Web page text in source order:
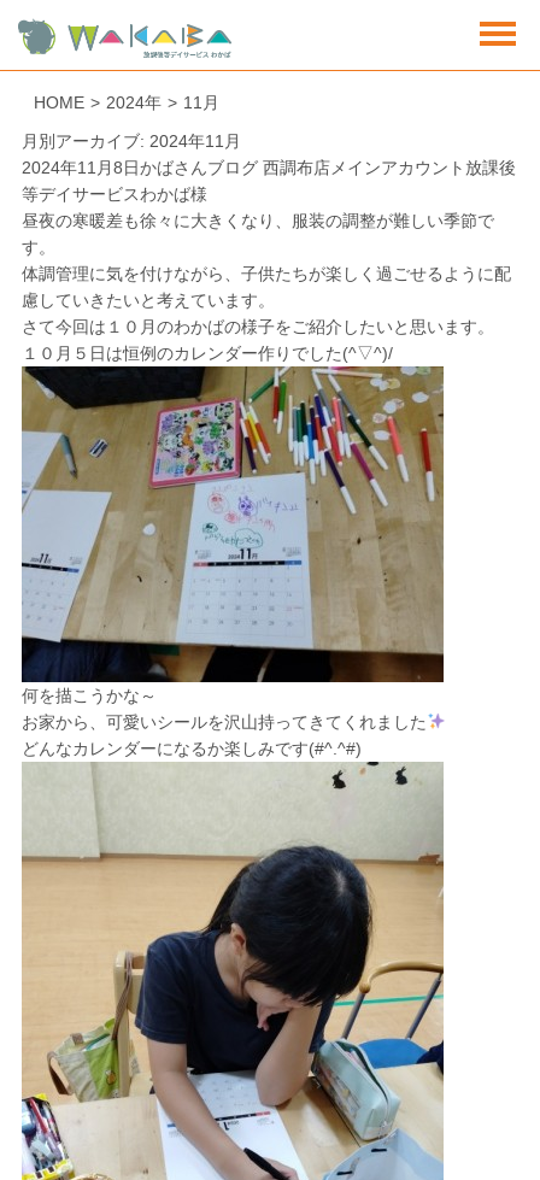
HOME > 2024年 > 11月
月別アーカイブ: 2024年11月
2024年11月8日かばさんブログ 西調布店メインアカウント放課後
等デイサービスわかば様
昼夜の寒暖差も徐々に大きくなり、服装の調整が難しい季節で
す。
体調管理に気を付けながら、子供たちが楽しく過ごせるように配
慮していきたいと考えています。
さて今回は１０月のわかばの様子をご紹介したいと思います。
１０月５日は恒例のカレンダー作り でした(^▽^)/
何を描こうかな～
お家から、可愛いシールを沢山持ってきてくれました
どんなカレンダーになるか楽しみです(#^.^#)